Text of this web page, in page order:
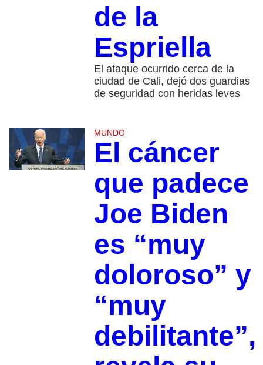
de la
Espriella
El ataque ocurrido cerca de la
ciudad de Cali, dejó dos guardias
de seguridad con heridas leves
MUNDO
El cáncer
que padece
Joe Biden
es “muy
doloroso” y
“muy
debilitante”,